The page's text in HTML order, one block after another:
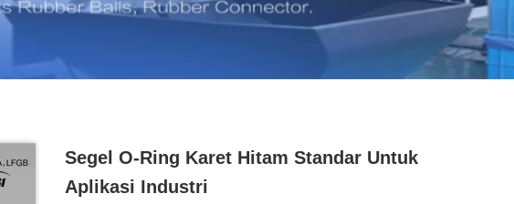
Segel O-Ring Karet Hitam Standar Untuk
Aplikasi Industri